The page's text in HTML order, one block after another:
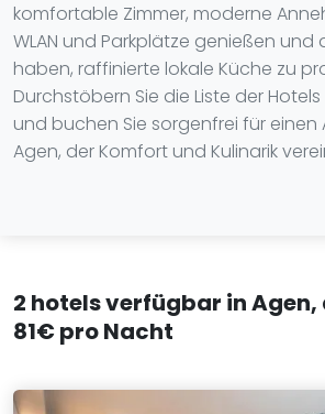
komfortable Zimmer, moderne
WLAN und Parkplätze genießen
haben, raffinierte lokale Küche zu
Durchstöbern Sie die Liste der
und buchen Sie sorgenfrei für einen
Agen, der Komfort und Kulinarik
2 hotels verfügbar in
81€ pro Nacht